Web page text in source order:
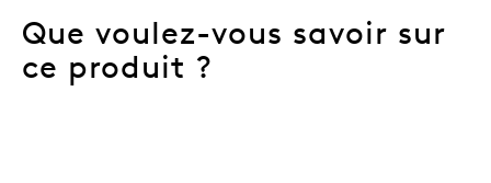
Que voulez-vous savoir sur
ce produit ?